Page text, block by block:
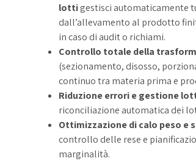
lottigestisci automaticamente
dall’allevamento al prodotto
in caso di audit o richiami.
Controllo totale della
(sezionamento, disosso,
continuo tra materia prima e
Riduzione errori e gestione
riconciliazione automatica dei
Ottimizzazione di calo peso e
controllo delle rese e
marginalità.